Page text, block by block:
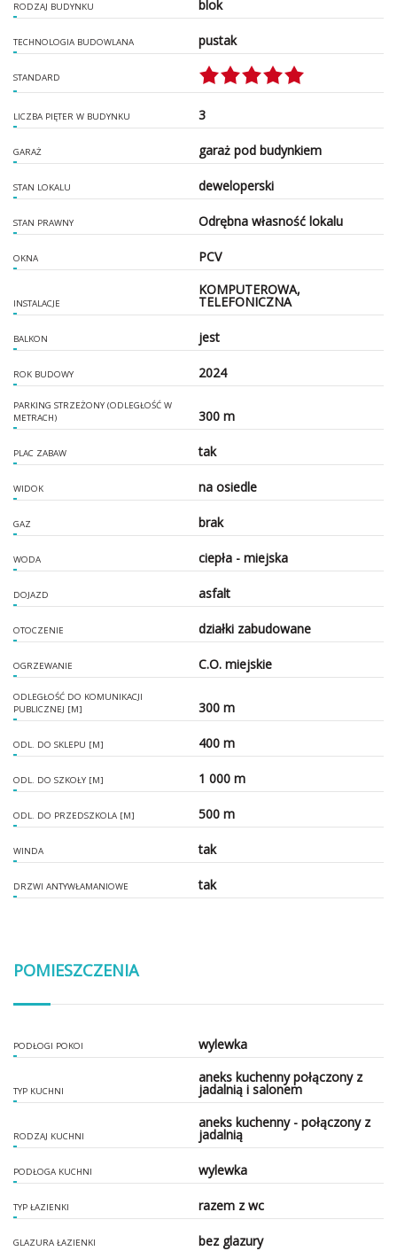
RODZAJ BUDYNKU blok
TECHNOLOGIA BUDOWLANA pustak
STANDARD
LICZBA PIĘTER W BUDYNKU 3
GARAŻ garaż pod budynkiem
STAN LOKALU deweloperski
STAN PRAWNY Odrębna własność lokalu
OKNA PCV
INSTALACJE
KOMPUTEROWA,
TELEFONICZNA
BALKON jest
ROK BUDOWY 2024
PARKING STRZEŻONY (ODLEGŁOŚĆ W
METRACH)
300 m
PLAC ZABAW tak
WIDOK na osiedle
GAZ brak
WODA ciepła - miejska
DOJAZD asfalt
OTOCZENIE działki zabudowane
OGRZEWANIE C.O. miejskie
ODLEGŁOŚĆ DO KOMUNIKACJI
PUBLICZNEJ [M]
300 m
ODL. DO SKLEPU [M] 400 m
ODL. DO SZKOŁY [M] 1 000 m
ODL. DO PRZEDSZKOLA [M] 500 m
WINDA tak
DRZWI ANTYWŁAMANIOWE tak
POMIESZCZENIA
PODŁOGI POKOI wylewka
TYP KUCHNI
aneks kuchenny połączony z
jadalnią i salonem
RODZAJ KUCHNI
aneks kuchenny - połączony z
jadalnią
PODŁOGA KUCHNI wylewka
TYP ŁAZIENKI razem z wc
GLAZURA ŁAZIENKI bez glazury